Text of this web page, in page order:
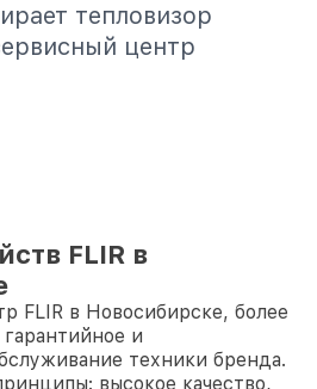
тепловизор
центр
FLIR в
FLIR в Новосибирске, более
и
техники бренда.
высокое качество,